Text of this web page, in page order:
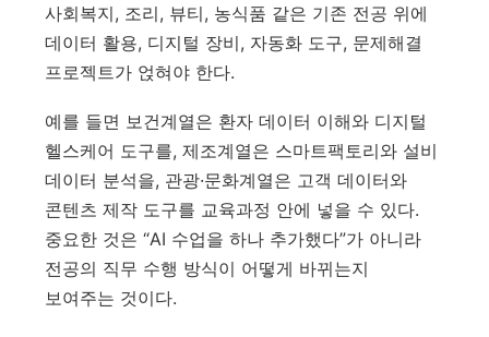
사회복지, 조리, 뷰티, 농식품 같은 기존 전공 위에
데이터 활용, 디지털 장비, 자동화 도구, 문제해결
프로젝트가 얹혀야 한다.
예를 들면 보건계열은 환자 데이터 이해와 디지털
헬스케어 도구를, 제조계열은 스마트팩토리와 설비
데이터 분석을, 관광·문화계열은 고객 데이터와
콘텐츠 제작 도구를 교육과정 안에 넣을 수 있다.
중요한 것은 “AI 수업을 하나 추가했다”가 아니라
전공의 직무 수행 방식이 어떻게 바뀌는지
보여주는 것이다.